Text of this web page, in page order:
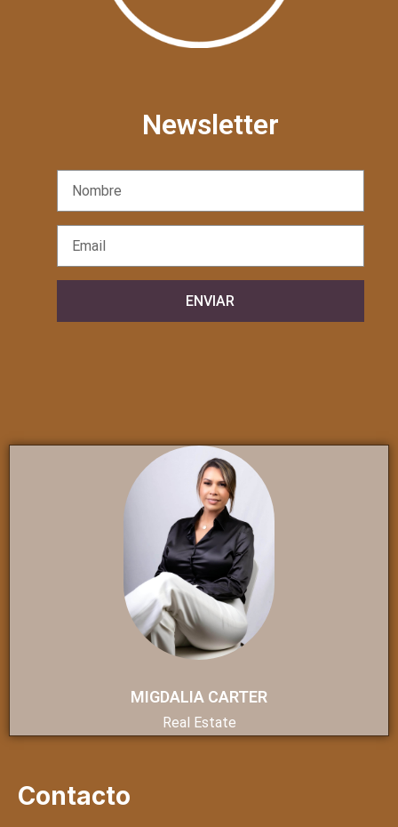
Newsletter
ENVIAR
MIGDALIA CARTER
Real Estate
Contacto